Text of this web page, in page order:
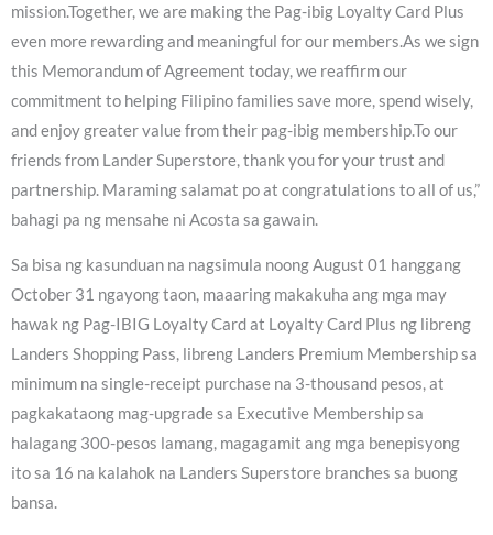
mission.Together, we are making the Pag-ibig Loyalty Card Plus
even more rewarding and meaningful for our members.As we sign
this Memorandum of Agreement today, we reaffirm our
commitment to helping Filipino families save more, spend wisely,
and enjoy greater value from their pag-ibig membership.To our
friends from Lander Superstore, thank you for your trust and
partnership. Maraming salamat po at congratulations to all of us,”
bahagi pa ng mensahe ni Acosta sa gawain.
Sa bisa ng kasunduan na nagsimula noong August 01 hanggang
October 31 ngayong taon, maaaring makakuha ang mga may
hawak ng Pag-IBIG Loyalty Card at Loyalty Card Plus ng libreng
Landers Shopping Pass, libreng Landers Premium Membership sa
minimum na single-receipt purchase na 3-thousand pesos, at
pagkakataong mag-upgrade sa Executive Membership sa
halagang 300-pesos lamang, magagamit ang mga benepisyong
ito sa 16 na kalahok na Landers Superstore branches sa buong
bansa.